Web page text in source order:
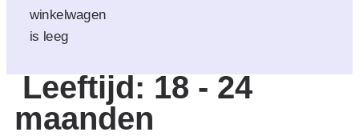
winkelwagen
is leeg
Leeftijd: 18 - 24
maanden